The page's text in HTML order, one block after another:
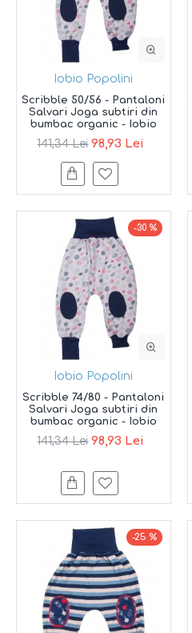
Iobio Popolini
Scribble 50/56 - Pantaloni
Salvari Joga subtiri din
bumbac organic - Iobio
141,34 Lei 98,93 Lei
-30 %
Iobio Popolini
Scribble 74/80 - Pantaloni
Salvari Joga subtiri din
bumbac organic - Iobio
141,34 Lei 98,93 Lei
-25 %